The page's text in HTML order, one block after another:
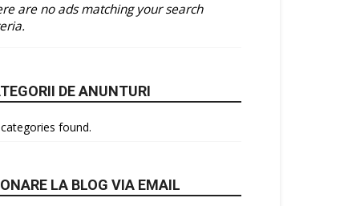
are no ads matching your search
DE ANUNTURI
found.
LA BLOG VIA EMAIL